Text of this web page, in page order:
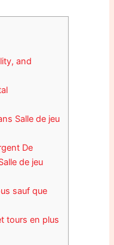
and
Salle de jeu
De
de jeu
sauf que
tours en plus